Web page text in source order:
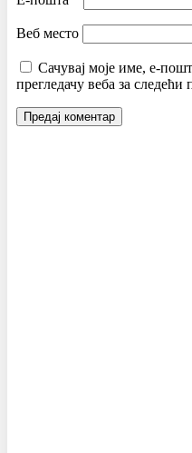
Веб место
Сачувај моје име, е-
прегледачу веба за